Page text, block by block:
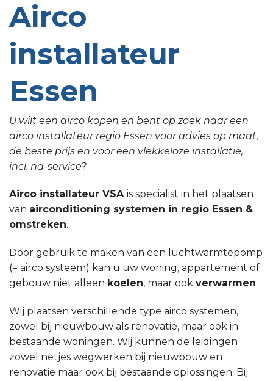
Airco
installateur
Essen
U wilt een airco kopen en bent op zoek naar een
airco installateur regio Essen voor advies op maat,
de beste prijs en voor een vlekkeloze installatie,
incl. na-service?
Airco installateur VSA is specialist in het plaatsen
van airconditioning systemen in regio Essen &
omstreken.
Door gebruik te maken van een luchtwarmtepomp
(= airco systeem) kan u uw woning, appartement of
gebouw niet alleen koelen, maar ook verwarmen.
Wij plaatsen verschillende type airco systemen,
zowel bij nieuwbouw als renovatie, maar ook in
bestaande woningen. Wij kunnen de leidingen
zowel netjes wegwerken bij nieuwbouw en
renovatie maar ook bij bestaande oplossingen. Bij